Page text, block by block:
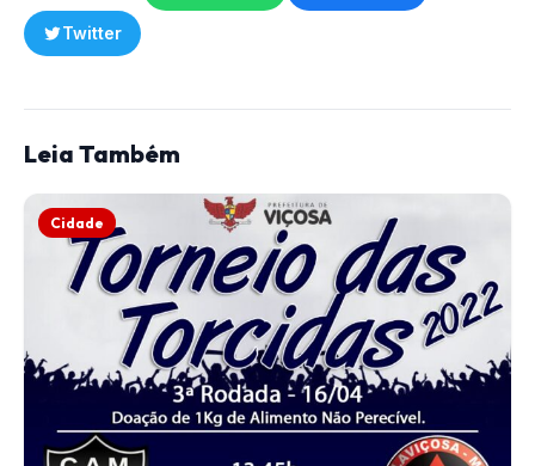
Twitter
Leia Também
Cidade